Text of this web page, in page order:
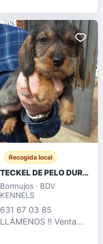
Recogida local
TECKEL DE PELO DURO OFERTA DESDE 350 €
Bormujos · BDV
KENNELS
631 67 03 85
LLÁMENOS !! Venta